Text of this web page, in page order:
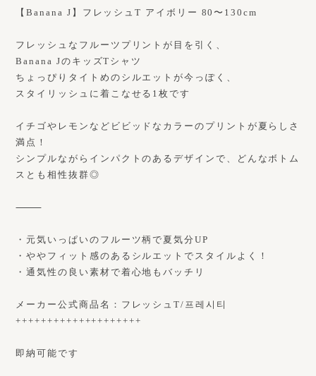
【Banana J】フレッシュT アイボリー 80〜130cm
フレッシュなフルーツプリントが目を引く、
Banana JのキッズTシャツ
ちょっぴりタイトめのシルエットが今っぽく、
スタイリッシュに着こなせる1枚です
イチゴやレモンなどビビッドなカラーのプリントが夏らしさ
満点！
シンプルながらインパクトのあるデザインで、どんなボトム
スとも相性抜群◎
⸻
・元気いっぱいのフルーツ柄で夏気分UP
・ややフィット感のあるシルエットでスタイルよく！
・通気性の良い素材で着心地もバッチリ
メーカー公式商品名：フレッシュT/프레시티
++++++++++++++++++++
即納可能です